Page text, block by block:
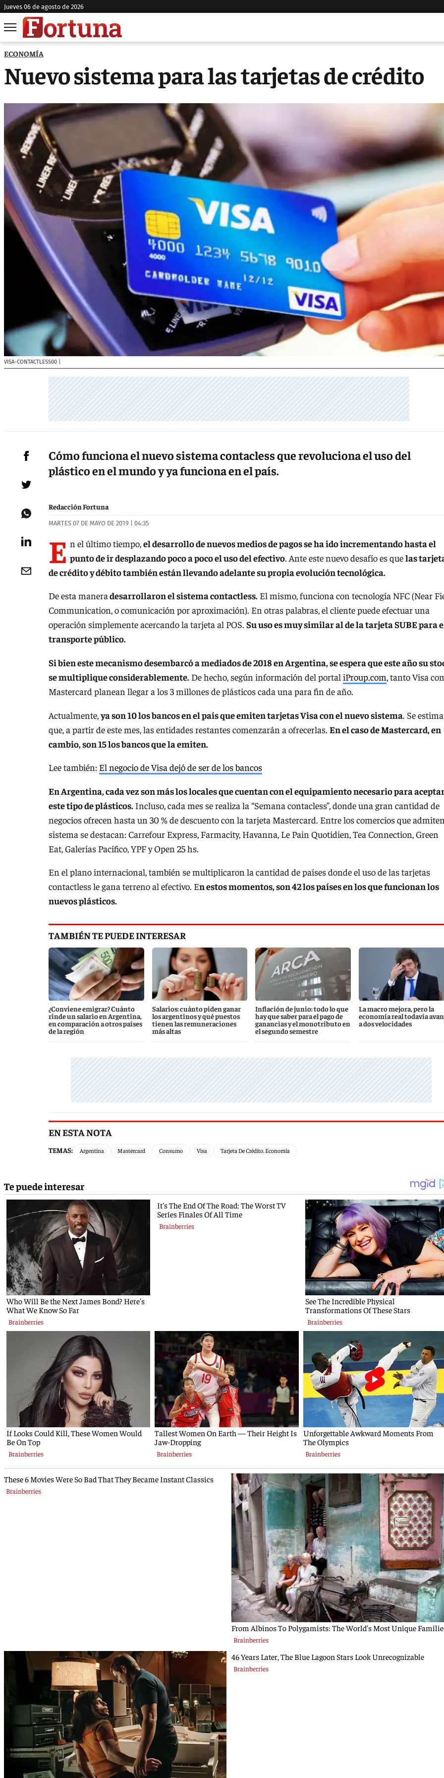
jueves 06 de agosto de 2026
ECONOMÍA
Nuevo sistema para las tarjetas de crédito
VISA-CONTACTLESS00
Cómo funciona el nuevo sistema contacless que revoluciona el uso del
plástico en el mundo y ya funciona en el país.
Redacción Fortuna
MARTES 07 DE MAYO DE 2019 | 04:35
E n el último tiempo,el desarrollo de nuevos medios de pagos se ha ido incrementando hasta el
punto de ir desplazando poco a poco el uso del efectivo. Ante este nuevo desafío es quelas
de crédito y débito también están llevando adelante su propia evolución tecnológica.
De esta maneradesarrollaron el sistema contactless. El mismo, funciona con tecnología NFC (Near
Communication, o comunicación por aproximación). En otras palabras, el cliente puede efectuar una
operación simplemente acercando la tarjeta al POS. Su uso es muy similar al de la tarjeta SUBE para
transporte público.
Si bien este mecanismo desembarcó a mediados de 2018 en Argentina, se espera que este año su
se multiplique considerablemente. De hecho, según información del portal iProup.com, tanto Visa
Mastercard planean llegar a los 3 millones de plásticos cada una para fin de año.
Actualmente,ya son 10 los bancos en el país que emiten tarjetas Visa con el nuevo sistema. Se estima
que, a partir de este mes, las entidades restantes comenzarán a ofrecerlas. En el caso de Mastercard, en
cambio, son 15 los bancos que la emiten.
Lee también: El negocio de Visa dejó de ser de los bancos
En Argentina, cada vez son más los locales que cuentan con el equipamiento necesario para
este tipo de plásticos. Incluso, cada mes se realiza la “Semana contacless”, donde una gran cantidad de
negocios ofrecen hasta un 30 % de descuento con la tarjeta Mastercard. Entre los comercios que
sistema se destacan: Carrefour Express, Farmacity, Havanna, Le Pain Quotidien, Tea Connection, Green
Eat, Galerías Pacífico, YPF y Open 25 hs.
En el plano internacional, también se multiplicaron la cantidad de países donde el uso de las tarjetas
contactless le gana terreno al efectivo. En estos momentos, son 42 los países en los que funcionan los
nuevos plásticos.
TAMBIÉN TE PUEDE INTERESAR
¿Conviene emigrar? Cuánto
rinde un salario en Argentina,
en comparación a otros países
de la región
Salarios: cuánto piden ganar
los argentinos y qué puestos
tienen las remuneraciones
más altas
Inflación de junio: todo lo que
hay que saber para el pago de
ganancias y el monotributo en
el segundo semestre
La macro mejora, pero la
economía real todavía
a dos velocidades
EN ESTA NOTA
TEMAS: Argentina Mastercard Consumo Visa Tarjeta De Crédito. Economía